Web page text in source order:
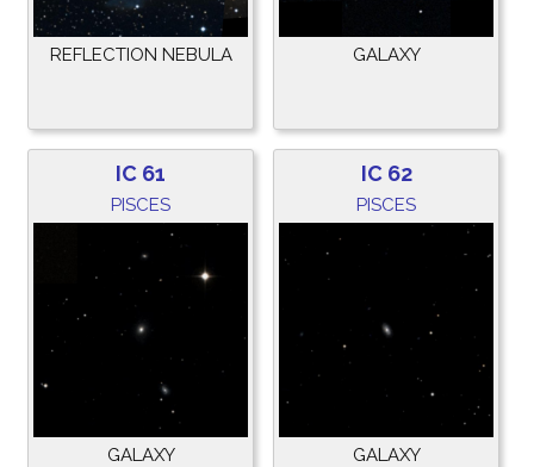
REFLECTION NEBULA GALAXY
IC 61
PISCES
GALAXY
IC 62
PISCES
GALAXY